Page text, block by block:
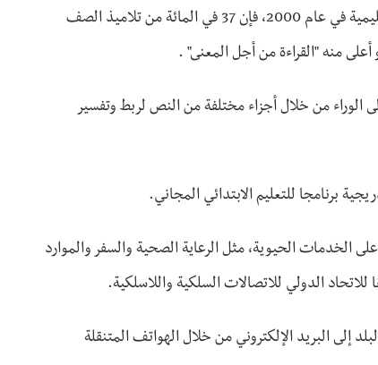
ووفقا لدراسة أجراها اتحاد جنوب أفريقيا وشرق أفريقيا لرصد الجودة التعليمية في عام 2000، فإن 37 في المائة من تلاميذ الصف
الوراء من خلال أجزاء مختلفة من النص لربط وتفسير
برنامجا للتعليم الابتدائي المجاني.
الخدمات الحيوية، مثل الرعاية الصحية والسفر والموارد
البريد الإلكتروني من خلال الهواتف المتنقلة